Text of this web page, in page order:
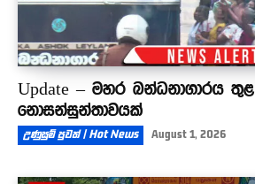
Update – මහර බන්ධනාගාරය තුළ
නොසන්සුන්තාවයක්
උණුසුම් පුවත් | Hot News August 1, 2026